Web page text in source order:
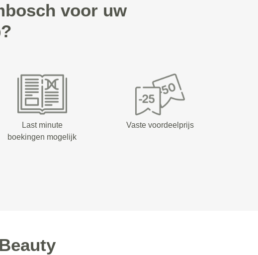
voor uw
Last minute
boekingen mogelijk
Vaste voordeelprijs